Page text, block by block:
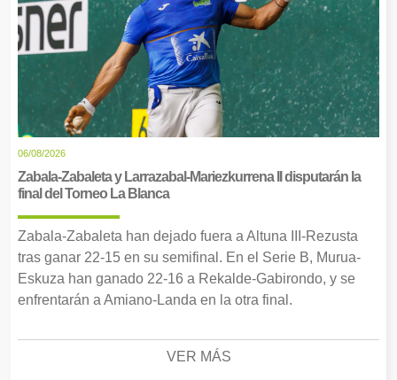
06/08/2026
Zabala-Zabaleta y Larrazabal-Mariezkurrena II disputarán la
final del Torneo La Blanca
Zabala-Zabaleta han dejado fuera a Altuna III-Rezusta
tras ganar 22-15 en su semifinal. En el Serie B, Murua-
Eskuza han ganado 22-16 a Rekalde-Gabirondo, y se
enfrentarán a Amiano-Landa en la otra final.
VER MÁS